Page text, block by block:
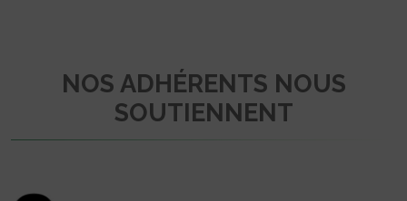
NOS ADHÉRENTS NOUS
SOUTIENNENT